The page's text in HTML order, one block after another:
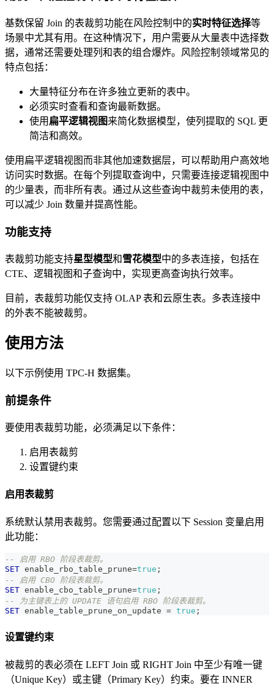
基数保留 Join 的表裁剪功能在风险控制中的实时特征选择等
场景中尤其有用。在这种情况下，用户需要从大量表中选择数
据，通常还需要处理列和表的组合爆炸。风险控制领域常见的
特点包括：
大量特征分布在许多独立更新的表中。
必须实时查看和查询最新数据。
使用 扁平逻辑视图来简化数据模型，使列提取的 SQL 更
简洁和高效。
使用扁平逻辑视图而非其他加速数据层，可以帮助用户高效地
访问实时数据。在每个列提取查询中，只需要连接逻辑视图中
的少量表，而非所有表。通过从这些查询中裁剪未使用的表，
可以减少 Join 数量并提高性能。
功能支持
表裁剪功能支持星型模型和雪花模型中的多表连接，包括在
CTE、逻辑视图和子查询中，实现更高查询执行效率。
目前，表裁剪功能仅支持 OLAP 表和云原生表。多表连接中
的外表不能被裁剪。
使用方法
以下示例使用 TPC-H 数据集。
前提条件
要使用表裁剪功能，必须满足以下条件：
启用表裁剪
设置键约束
启用表裁剪
系统默认禁用表裁剪。您需要通过配置以下 Session 变量启用
此功能：
-- 启用 RBO 阶段表裁剪。
SET enable_rbo_table_prune=true ;
-- 启用 CBO 阶段表裁剪。
SET enable_cbo_table_prune=true ;
-- 为主键表上的 UPDATE 语句启用 RBO 阶段表裁剪。
SET enable_table_prune_on_update = true ;
设置键约束
被裁剪的表必须在 LEFT Join 或 RIGHT Join 中至少有唯一键
（Unique Key）或主键（Primary Key）约束。要在 INNER